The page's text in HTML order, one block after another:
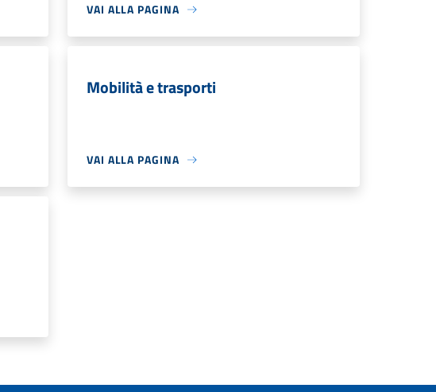
VAI ALLA PAGINA
Mobilità e trasporti
VAI ALLA PAGINA